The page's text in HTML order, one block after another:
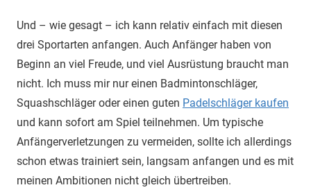
Und – wie gesagt – ich kann relativ einfach mit diesen
drei Sportarten anfangen. Auch Anfänger haben von
Beginn an viel Freude, und viel Ausrüstung braucht man
nicht. Ich muss mir nur einen Badmintonschläger,
Squashschläger oder einen guten Padelschläger kaufen
und kann sofort am Spiel teilnehmen. Um typische
Anfängerverletzungen zu vermeiden, sollte ich allerdings
schon etwas trainiert sein, langsam anfangen und es mit
meinen Ambitionen nicht gleich übertreiben.